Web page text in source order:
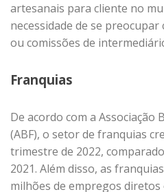
artesanais para cliente no
necessidade de se
ou comissões de
Franquias
De acordo com a Associação
(ABF), o setor de franquias
trimestre de 2022,
2021. Além disso, as
milhões de empregos